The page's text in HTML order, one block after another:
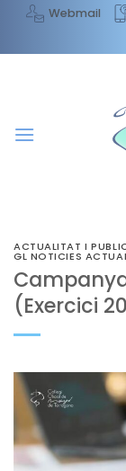
content
Webmail
ACTUALITAT I
GL NOTICIES
(Exercici